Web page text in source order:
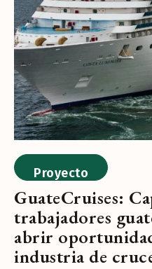
Proyecto
GuateCruises:
trabajadores
abrir
industria de